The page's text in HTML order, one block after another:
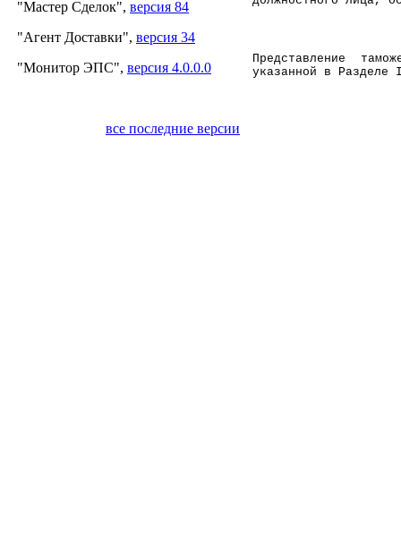
"Мастер Сделок", версия 84
"Агент Доставки", версия 34
"Монитор ЭПС", версия 4.0.0.0
все последние версии
Представление
указанной в